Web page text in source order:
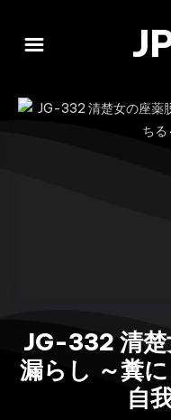
JG-332 清楚
漏らし ～糞
自